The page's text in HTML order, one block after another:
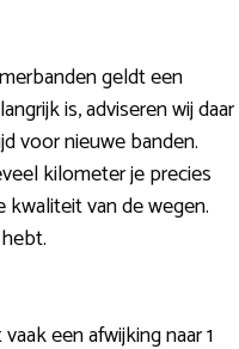
geldt een
is, adviseren wij daar
voor nieuwe banden.
kilometer je precies
van de wegen.
een afwijking naar 1